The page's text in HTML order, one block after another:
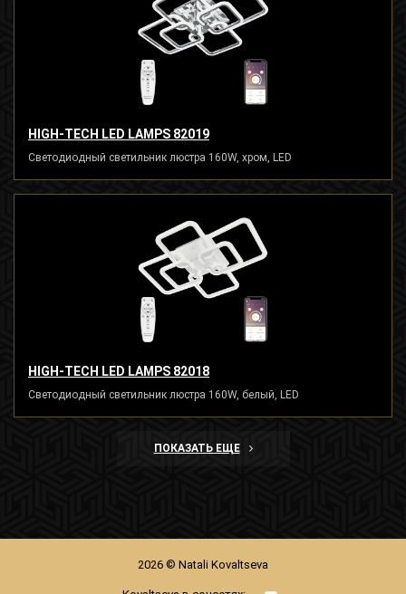
HIGH-TECH LED LAMPS 82019
Светодиодный светильник люстра 160W, хром, LED
HIGH-TECH LED LAMPS 82018
Светодиодный светильник люстра 160W, белый, LED
ПОКАЗАТЬ ЕЩЕ
2026 © Natali Kovaltseva